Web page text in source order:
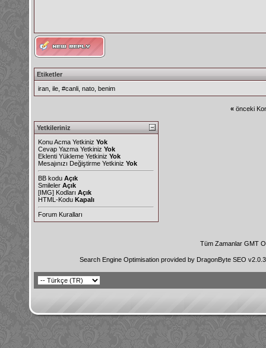
Etiketler
iran ile #canli nato benim
« önceki
Yetkileriniz
Konu Acma Yetkiniz Yok
Cevap Yazma Yetkiniz Yok
Eklenti Yükleme Yetkiniz Yok
Mesajınızı Değiştirme Yetkiniz Yok
BB kodu Açık
Smileler Açık
[IMG] Kodları Açık
HTML-Kodu Kapalı
Forum Kuralları
Tüm Zamanlar GMT
Search Engine Optimisation provided by DragonByte SEO